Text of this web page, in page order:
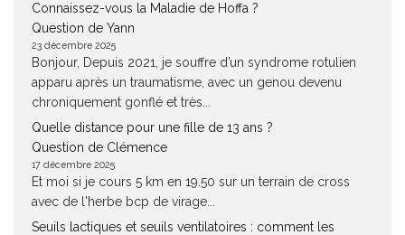
Connaissez-vous la Maladie de Hoffa ?
Question de Yann
23 décembre 2025
Bonjour, Depuis 2021, je souffre d’un syndrome rotulien
apparu après un traumatisme, avec un genou devenu
chroniquement gonflé et très...
Quelle distance pour une fille de 13 ans ?
Question de Clémence
17 décembre 2025
Et moi si je cours 5 km en 19.50 sur un terrain de cross
avec de l'herbe bcp de virage...
Seuils lactiques et seuils ventilatoires : comment les